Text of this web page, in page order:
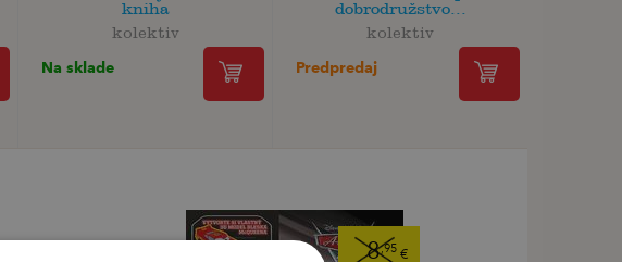
kniha
kolektiv
Na sklade
dobrodružstvo...
kolektiv
Predpredaj
8,95€